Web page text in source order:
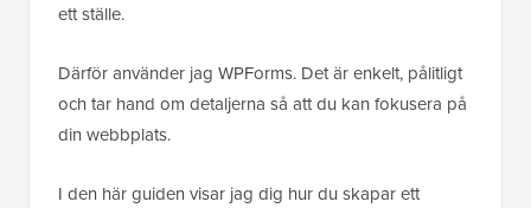
ett ställe.
Därför använder jag WPForms. Det är enkelt, pålitligt
och tar hand om detaljerna så att du kan fokusera på
din webbplats.
I den här guiden visar jag dig hur du skapar ett